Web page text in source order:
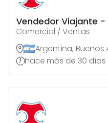
Vendedor Viajante -
Comercial / Ventas
Argentina, Buenos
hace más de 30 días